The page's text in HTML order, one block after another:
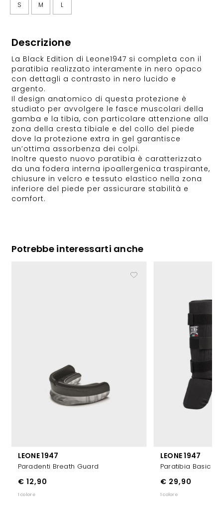
S M L
Descrizione
La Black Edition di Leone1947 si completa con il
paratibia realizzato interamente in nero opaco
con dettagli a contrasto in nero lucido e
argento.
Il design anatomico di questa protezione è
studiato per avvolgere le fasce muscolari della
gamba e la tibia, con particolare attenzione alla
zona della cresta tibiale e del collo del piede
dove la protezione extra in gel garantisce
un’ottima assorbenza dei colpi.
Inoltre questo nuovo paratibia è caratterizzato
da una fodera interna ipoallergenica traspirante,
chiusure in velcro e tessuto elastico nella zona
inferiore del piede per assicurare stabilità e
comfort.
Potrebbe interessarti anche
LEONE 1947
Paradenti Breath Guard
€ 12,90
1 colore
LEONE 1947
Paratibia Basic
€ 29,90
1 colore